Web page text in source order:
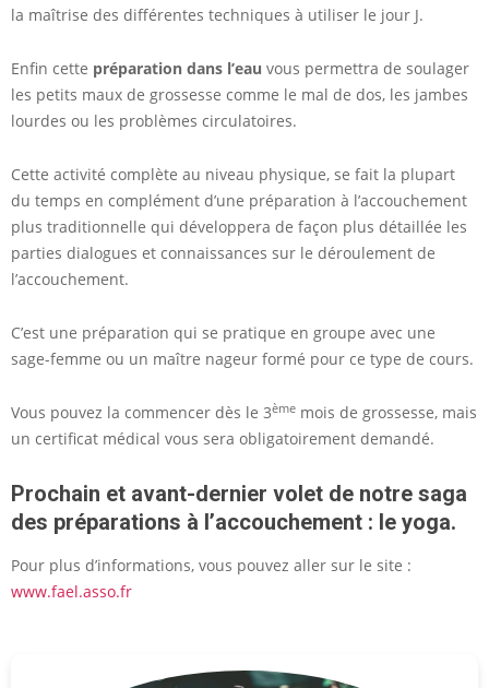
la maîtrise des différentes techniques à utiliser le jour J.
Enfin cette préparation dans l’eau vous permettra de soulager
les petits maux de grossesse comme le mal de dos, les jambes
lourdes ou les problèmes circulatoires.
Cette activité complète au niveau physique, se fait la plupart
du temps en complément d’une préparation à l’accouchement
plus traditionnelle qui développera de façon plus détaillée les
parties dialogues et connaissances sur le déroulement de
l’accouchement.
C’est une préparation qui se pratique en groupe avec une
sage-femme ou un maître nageur formé pour ce type de cours.
Vous pouvez la commencer dès le 3ème mois de grossesse, mais
un certificat médical vous sera obligatoirement demandé.
Prochain et avant-dernier volet de notre saga
des préparations à l’accouchement : le yoga.
Pour plus d’informations, vous pouvez aller sur le site :
www.fael.asso.fr